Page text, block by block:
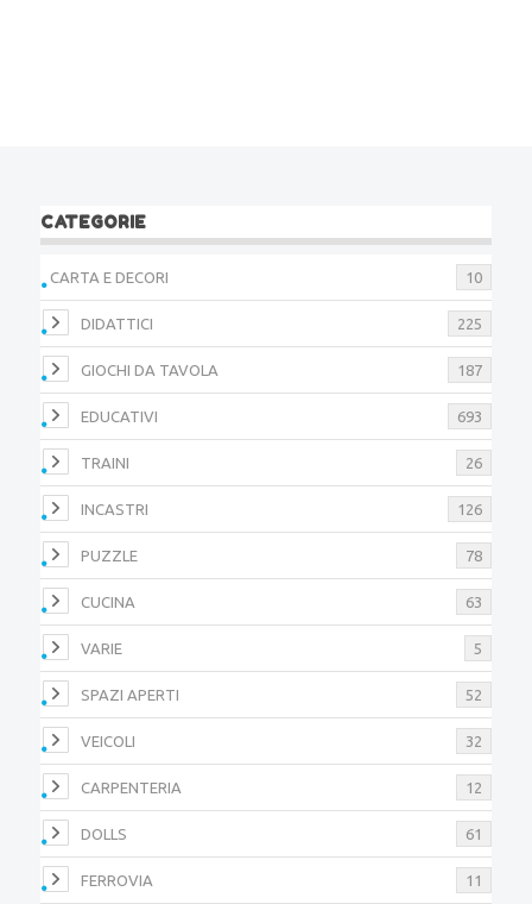
CATEGORIE
CARTA E DECORI 10
DIDATTICI 225
GIOCHI DA TAVOLA 187
EDUCATIVI 693
TRAINI 26
INCASTRI 126
PUZZLE 78
CUCINA 63
VARIE 5
SPAZI APERTI 52
VEICOLI 32
CARPENTERIA 12
DOLLS 61
FERROVIA 11